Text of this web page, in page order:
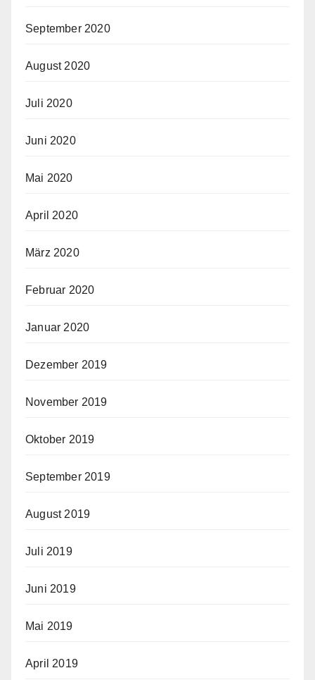
September 2020
August 2020
Juli 2020
Juni 2020
Mai 2020
April 2020
März 2020
Februar 2020
Januar 2020
Dezember 2019
November 2019
Oktober 2019
September 2019
August 2019
Juli 2019
Juni 2019
Mai 2019
April 2019